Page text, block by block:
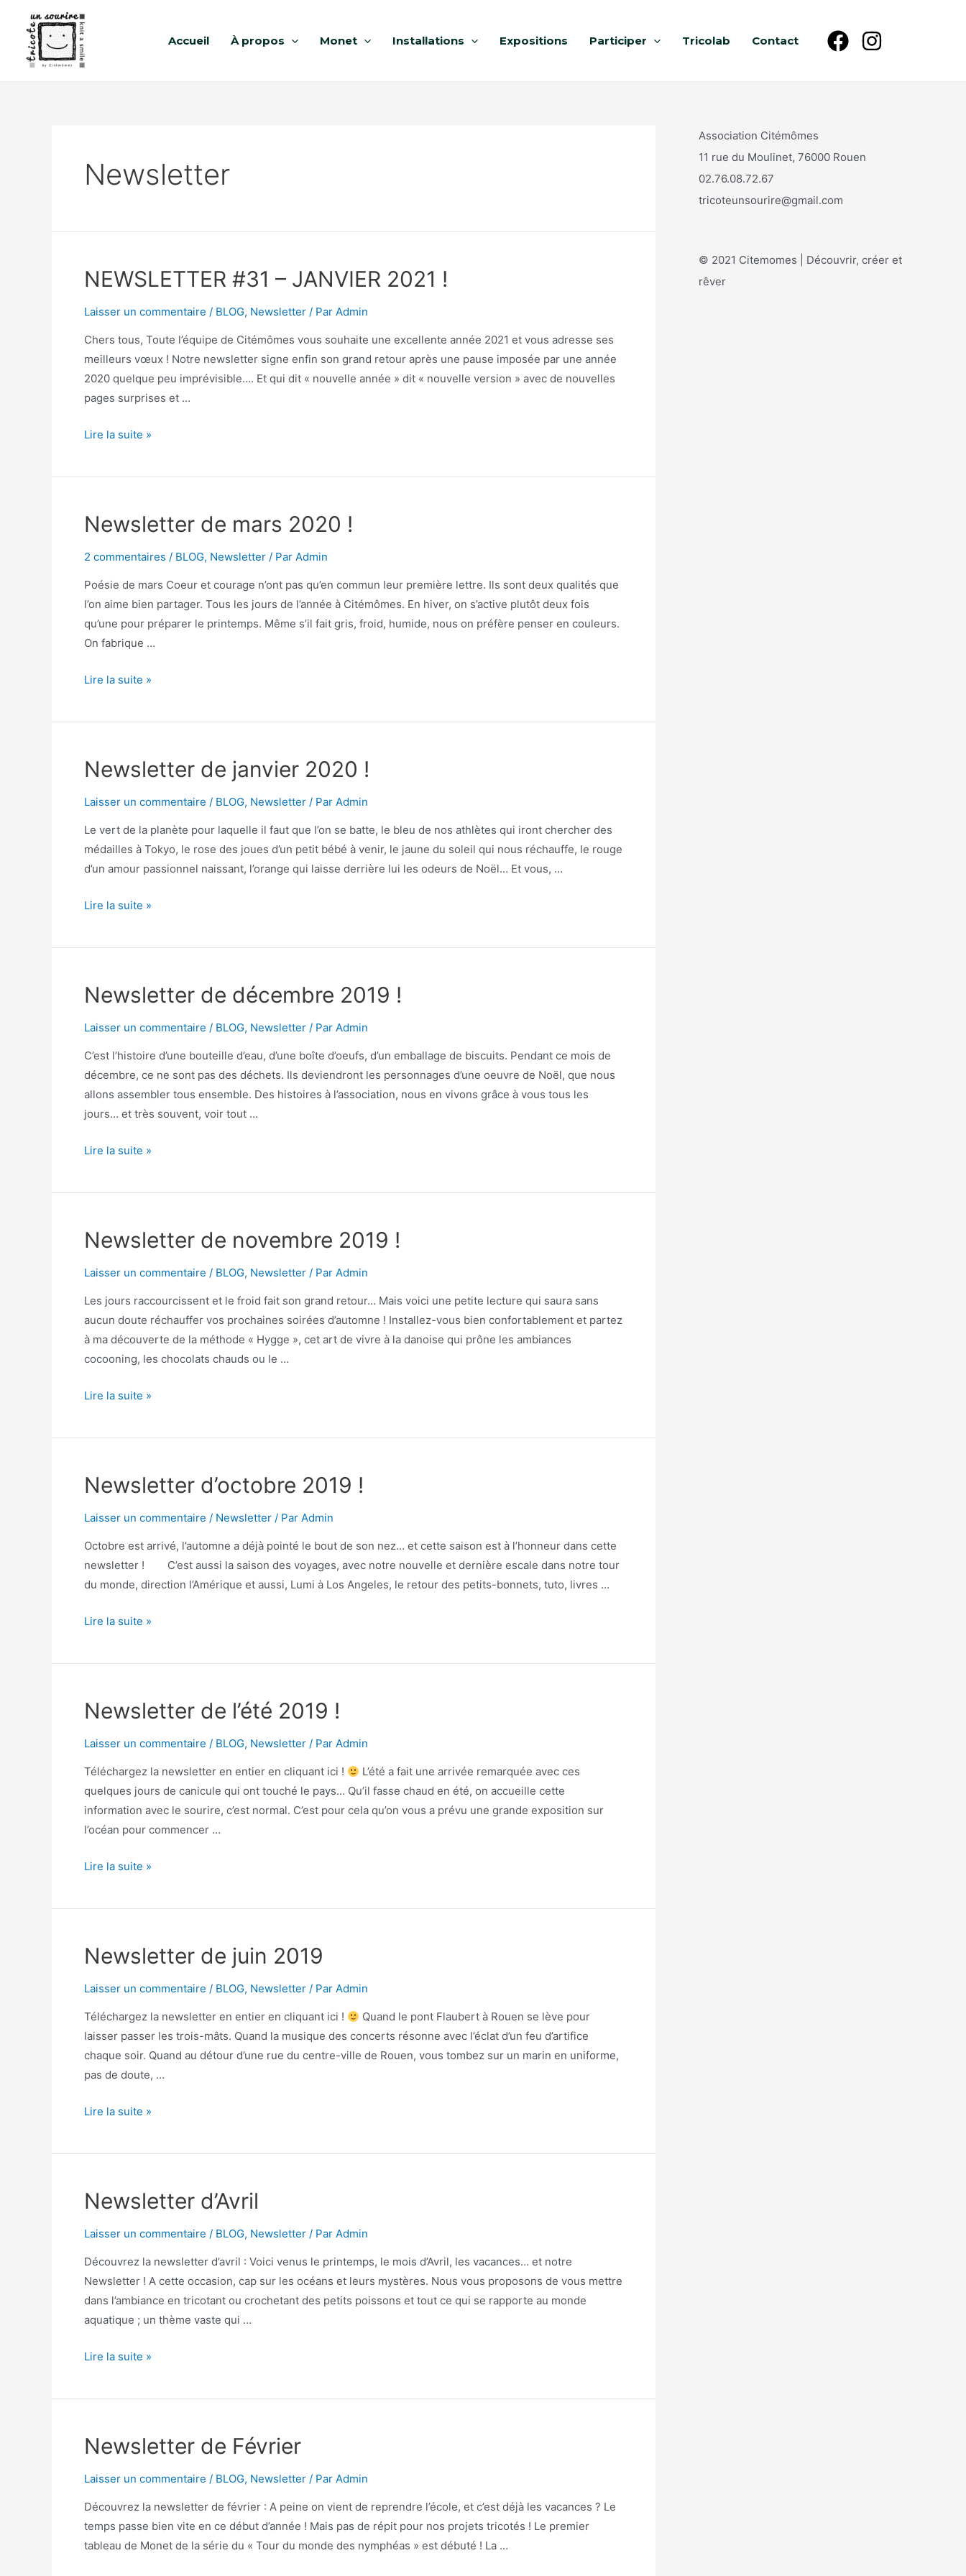
Accueil À propos Monet Installations Expositions Participer Tricolab Contact
Newsletter
NEWSLETTER #31 – JANVIER 2021 !
Laisser un commentaire / BLOG, Newsletter / Par Admin
Chers tous, Toute l’équipe de Citémômes vous souhaite une excellente année 2021 et vous adresse ses
meilleurs vœux ! Notre newsletter signe enfin son grand retour après une pause imposée par une année
2020 quelque peu imprévisible…. Et qui dit « nouvelle année » dit « nouvelle version » avec de nouvelles
pages surprises et …
Lire la suite »
Newsletter de mars 2020 !
2 commentaires / BLOG, Newsletter / Par Admin
Poésie de mars Coeur et courage n’ont pas qu’en commun leur première lettre. Ils sont deux qualités que
l’on aime bien partager. Tous les jours de l’année à Citémômes. En hiver, on s’active plutôt deux fois
qu’une pour préparer le printemps. Même s’il fait gris, froid, humide, nous on préfère penser en couleurs.
On fabrique …
Lire la suite »
Newsletter de janvier 2020 !
Laisser un commentaire / BLOG, Newsletter / Par Admin
Le vert de la planète pour laquelle il faut que l’on se batte, le bleu de nos athlètes qui iront chercher des
médailles à Tokyo, le rose des joues d’un petit bébé à venir, le jaune du soleil qui nous réchauffe, le rouge
d’un amour passionnel naissant, l’orange qui laisse derrière lui les odeurs de Noël… Et vous, …
Lire la suite »
Newsletter de décembre 2019 !
Laisser un commentaire / BLOG, Newsletter / Par Admin
C’est l’histoire d’une bouteille d’eau, d’une boîte d’oeufs, d’un emballage de biscuits. Pendant ce mois de
décembre, ce ne sont pas des déchets. Ils deviendront les personnages d’une oeuvre de Noël, que nous
allons assembler tous ensemble. Des histoires à l’association, nous en vivons grâce à vous tous les
jours… et très souvent, voir tout …
Lire la suite »
Newsletter de novembre 2019 !
Laisser un commentaire / BLOG, Newsletter / Par Admin
Les jours raccourcissent et le froid fait son grand retour… Mais voici une petite lecture qui saura sans
aucun doute réchauffer vos prochaines soirées d’automne ! Installez-vous bien confortablement et partez
à ma découverte de la méthode « Hygge », cet art de vivre à la danoise qui prône les ambiances
cocooning, les chocolats chauds ou le …
Lire la suite »
Newsletter d’octobre 2019 !
Laisser un commentaire / Newsletter / Par Admin
Octobre est arrivé, l’automne a déjà pointé le bout de son nez… et cette saison est à l’honneur dans cette
newsletter ! C’est aussi la saison des voyages, avec notre nouvelle et dernière escale dans notre tour
du monde, direction l’Amérique et aussi, Lumi à Los Angeles, le retour des petits-bonnets, tuto, livres …
Lire la suite »
Newsletter de l’été 2019 !
Laisser un commentaire / BLOG, Newsletter / Par Admin
Téléchargez la newsletter en entier en cliquant ici !
L’été a fait une arrivée remarquée avec ces
quelques jours de canicule qui ont touché le pays… Qu’il fasse chaud en été, on accueille cette
information avec le sourire, c’est normal. C’est pour cela qu’on vous a prévu une grande exposition sur
l’océan pour commencer …
Lire la suite »
Newsletter de juin 2019
Laisser un commentaire / BLOG, Newsletter / Par Admin
Téléchargez la newsletter en entier en cliquant ici !
Quand le pont Flaubert à Rouen se lève pour
laisser passer les trois-mâts. Quand la musique des concerts résonne avec l’éclat d’un feu d’artifice
chaque soir. Quand au détour d’une rue du centre-ville de Rouen, vous tombez sur un marin en uniforme,
pas de doute, …
Lire la suite »
Newsletter d’Avril
Laisser un commentaire / BLOG, Newsletter / Par Admin
Découvrez la newsletter d’avril : Voici venus le printemps, le mois d’Avril, les vacances… et notre
Newsletter ! A cette occasion, cap sur les océans et leurs mystères. Nous vous proposons de vous mettre
dans l’ambiance en tricotant ou crochetant des petits poissons et tout ce qui se rapporte au monde
aquatique ; un thème vaste qui …
Lire la suite »
Newsletter de Février
Laisser un commentaire / BLOG, Newsletter / Par Admin
Découvrez la newsletter de février : A peine on vient de reprendre l’école, et c’est déjà les vacances ? Le
temps passe bien vite en ce début d’année ! Mais pas de répit pour nos projets tricotés ! Le premier
tableau de Monet de la série du « Tour du monde des nymphéas » est débuté ! La …
Association Citémômes
11 rue du Moulinet, 76000 Rouen
02.76.08.72.67
tricoteunsourire@gmail.com
© 2021 Citemomes | Découvrir, créer et
rêver